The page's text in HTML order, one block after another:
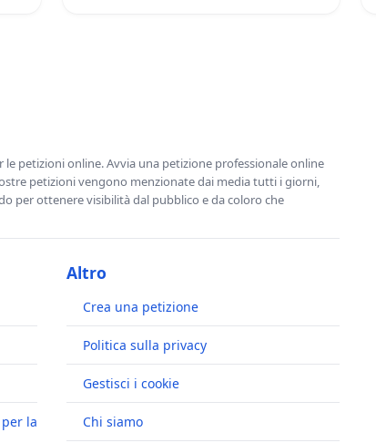
petizioni online. Avvia una petizione professionale online
petizioni vengono menzionate dai media tutti i giorni,
per ottenere visibilità dal pubblico e da coloro che
la
Altro
Crea una petizione
Politica sulla privacy
Gestisci i cookie
Chi siamo